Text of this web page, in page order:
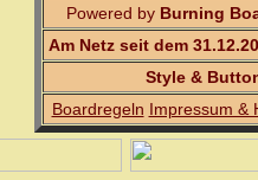
Powered by Burning
Am Netz seit dem
Style &
Boardregeln Impressum &